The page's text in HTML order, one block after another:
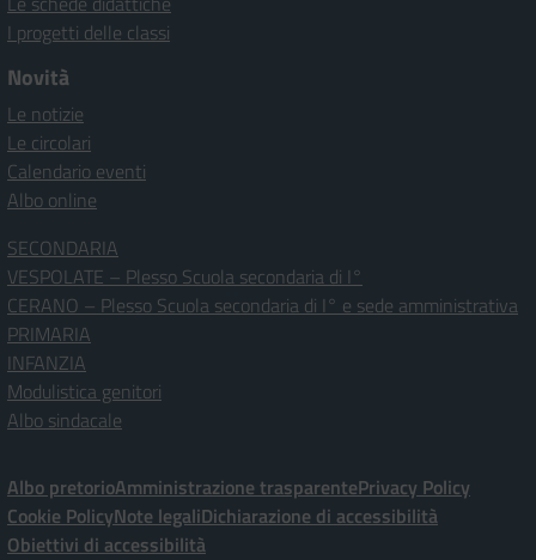
I progetti delle classi
Novità
Le notizie
Le circolari
Calendario eventi
Albo online
SECONDARIA
VESPOLATE – Plesso Scuola secondaria di I°
CERANO – Plesso Scuola secondaria di I° e sede amministrativa
PRIMARIA
INFANZIA
Modulistica genitori
Albo sindacale
Albo pretorioAmministrazione trasparentePrivacy Policy
Cookie PolicyNote legaliDichiarazione di accessibilità
Obiettivi di accessibilità